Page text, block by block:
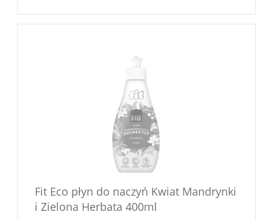
Fit Eco płyn do naczyń Kwiat Mandrynki
i Zielona Herbata 400ml